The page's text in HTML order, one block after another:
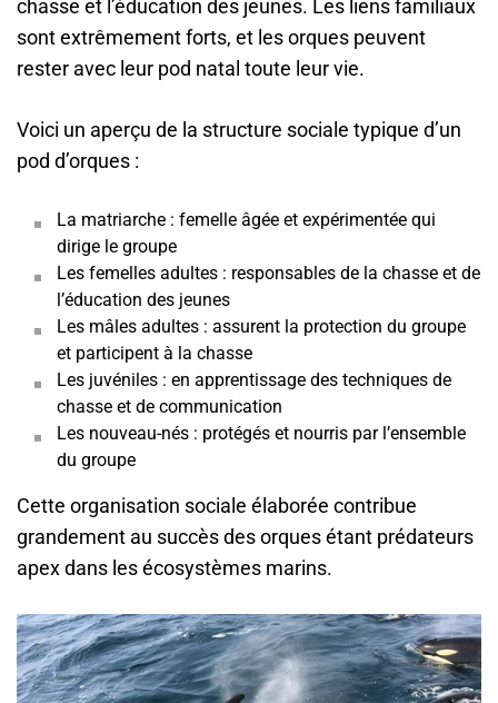
chasse et l’éducation des jeunes. Les liens familiaux
sont extrêmement forts, et les orques peuvent
rester avec leur pod natal toute leur vie.
Voici un aperçu de la structure sociale typique d’un
pod d’orques :
La matriarche : femelle âgée et expérimentée qui
dirige le groupe
Les femelles adultes : responsables de la chasse et de
l’éducation des jeunes
Les mâles adultes : assurent la protection du groupe
et participent à la chasse
Les juvéniles : en apprentissage des techniques de
chasse et de communication
Les nouveau-nés : protégés et nourris par l’ensemble
du groupe
Cette organisation sociale élaborée contribue
grandement au succès des orques étant prédateurs
apex dans les écosystèmes marins.